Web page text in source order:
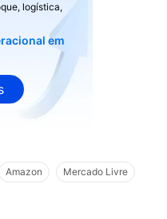
logística,
em
Amazon Mercado Livre